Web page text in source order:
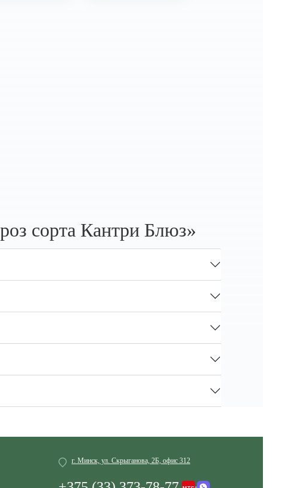
сорта Кантри Блюз»
г. Минск, ул. Скрыганова, 2Б, офис 312